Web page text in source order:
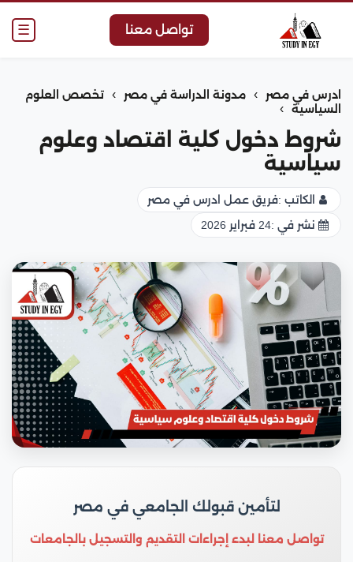
☰ تواصل معنا
ادرس في مصر › مدونة الدراسة في مصر ›
تخصص العلوم
السياسية
›
شروط دخول كلية اقتصاد وعلوم
سياسية
الكاتب :فريق عمل ادرس في مصر
نشر في :24 فبراير 2026
لتأمين قبولك الجامعي في مصر
تواصل معنا لبدء إجراءات التقديم والتسجيل بالجامعات